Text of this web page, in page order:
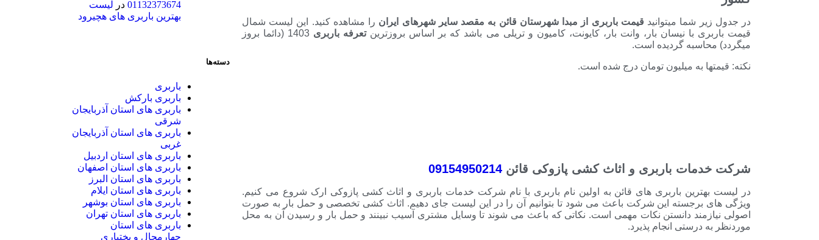
در جدول زیر شما میتوانید قیمت باربری از مبدا شهرستان قائن به مقصد سایر شهرهای ایران را مشاهده کنید. این لیست شمال
قیمت باربری با نیسان بار، وانت بار، کایونت، کامیون و تریلی می باشد که بر اساس بروزترینتعرفه باربری
1403 (دائما بروز
میگردد) محاسبه گردیده است.
نکته: قیمتها به میلیون تومان درج شده است.
شرکت خدمات باربری و اثاث کشی پازوکی قائن 09154950214
در لیست بهترین باربری های قائن به اولین نام باربری با نام شرکت خدمات باربری و اثاث کشی پازوکی ارک شروع می کنیم.
ویژگی های برجسته این شرکت باعث می شود تا بتوانیم آن را در این لیست جای دهیم. اثاث کشی تخصصی و حمل بار به صورت
اصولی نیازمند دانستن نکات مهمی است. نکاتی که باعث می شوند تا وسایل مشتری آسیب نبینند و حمل بار و رسیدن آن به محل
موردنظر به درستی انجام پذیرد.
01132373674 در لیست
بهترین باربری های هچیرود
دسته‌ها
باربری
باربری بارکش
باربری های استان آذربایجان
شرقی
باربری های استان آذربایجان
غربی
باربری های استان اردبیل
باربری های استان اصفهان
باربری های استان البرز
باربری های استان ایلام
باربری های استان بوشهر
باربری های استان تهران
باربری های استان
چهارمحال و بختیاری